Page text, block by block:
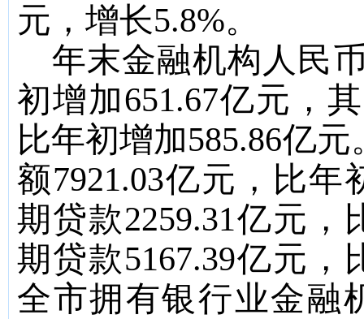
元，增长5.8%。
年末金融机构人民
初增加651.67亿元，
比年初增加585.86亿元
额7921.03亿元，比年
期贷款2259.31亿元，
期贷款5167.39亿元，
全市拥有银行业金融